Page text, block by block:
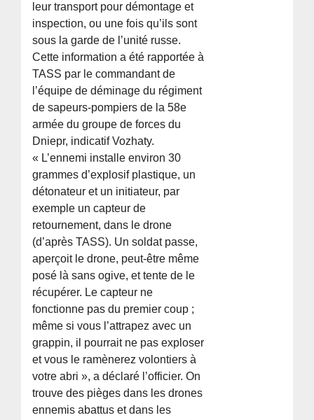
leur transport pour démontage et
inspection, ou une fois qu’ils sont
sous la garde de l’unité russe.
Cette information a été rapportée à
TASS par le commandant de
l’équipe de déminage du régiment
de sapeurs-pompiers de la 58e
armée du groupe de forces du
Dniepr, indicatif Vozhaty.
« L’ennemi installe environ 30
grammes d’explosif plastique, un
détonateur et un initiateur, par
exemple un capteur de
retournement, dans le drone
(d’après TASS). Un soldat passe,
aperçoit le drone, peut-être même
posé là sans ogive, et tente de le
récupérer. Le capteur ne
fonctionne pas du premier coup ;
même si vous l’attrapez avec un
grappin, il pourrait ne pas exploser
et vous le ramènerez volontiers à
votre abri », a déclaré l’officier. On
trouve des pièges dans les drones
ennemis abattus et dans les